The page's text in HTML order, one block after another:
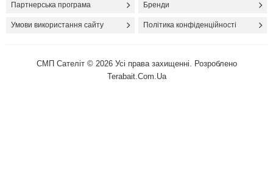
професійна хімія
водопідготовки
Партнерська програма Бренди
Умови використання сайту Політика конфіденційності
СМП Сателіт © 2026 Усі права захищенні. Розроблено
Terabait.Com.Ua